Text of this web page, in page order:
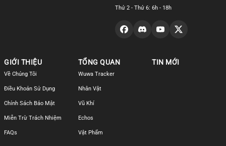
Thứ 2 - Thứ 6: 6h - 18h
GIỚI THIỆU
Về Chúng Tôi
Điều Khoản Sử Dụng
Chính Sách Bảo Mật
Miễn Trừ Trách Nhiệm
FAQs
TỔNG QUAN
Wuwa Tracker
Nhân Vật
Vũ Khí
Echos
Vật Phẩm
TIN MỚI